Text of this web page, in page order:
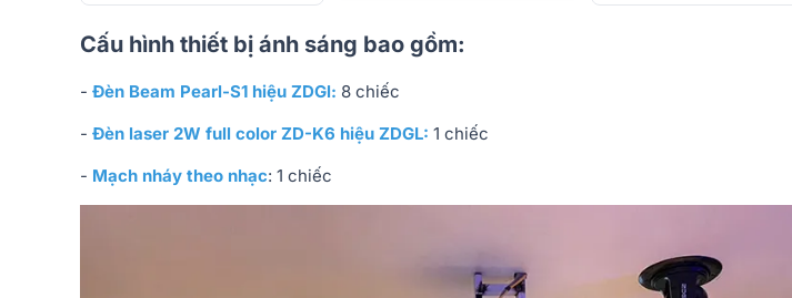
Cấu hình thiết bị ánh sáng bao gồm:
- Đèn Beam Pearl-S1 hiệu ZDGl: 8 chiếc
- Đèn laser 2W full color ZD-K6 hiệu ZDGL: 1 chiếc
- Mạch nháy theo nhạc: 1 chiếc